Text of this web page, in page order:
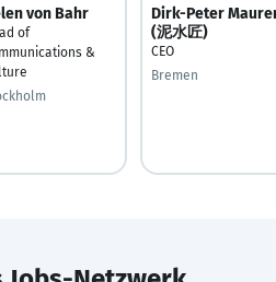
von Bahr
of
&
Dirk-Peter
(泥水匠)
CEO
Bremen